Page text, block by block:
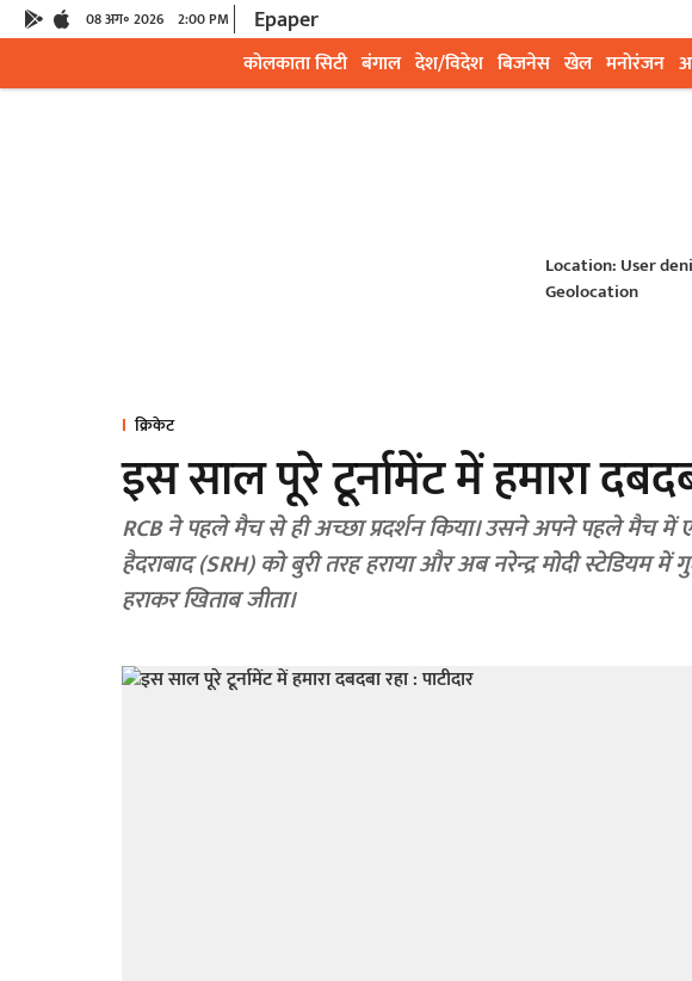
08 अग॰ 2026 2:00 PM Epaper
कोलकाता सिटी बंगाल देश/विदेश बिजनेस खेल मनोरंजन
Location: User
Geolocation
क्रिकेट
इस साल पूरे टूर्नामेंट में हमारा
RCB ने पहले मैच से ही अच्छा प्रदर्शन किया। उसने अपने पहले मैच में
हैदराबाद (SRH) को बुरी तरह हराया और अब नरेन्द्र मोदी स्टेडियम
हराकर खिताब जीता।